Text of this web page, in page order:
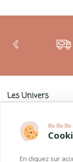
Bla Bla Bla..
En cliquez sur
Les Univers
Charlie & La Petite
Informations